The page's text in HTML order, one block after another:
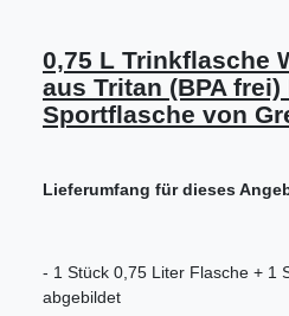
0,75 L Trinkflasche
aus Tritan (BPA frei)
Sportflasche von
Lieferumfang für dieses
- 1 Stück 0,75 Liter Flasche + 1
abgebildet